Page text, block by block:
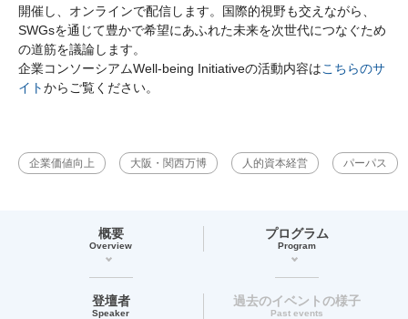
開催し、オンラインで配信します。国際的視野も交えながら、
SWGsを通じて豊かで希望にあふれた未来を次世代につなぐため
の道筋を議論します。
企業コンソーシアムWell-being Initiativeの活動内容はこちらのサ
イトからご覧ください。
企業価値向上 大阪・関西万博 人的資本経営 パーパス
概要
Overview
プログラム
Program
登壇者
Speaker
過去のイベントの様子
Past events